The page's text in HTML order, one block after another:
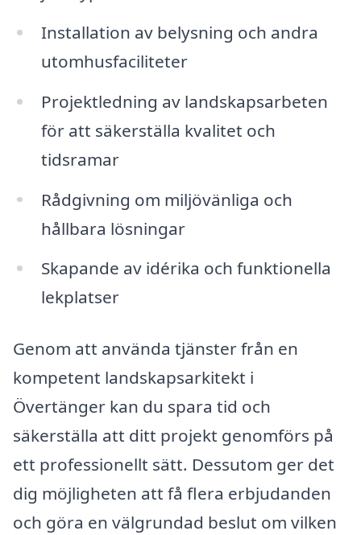
Installation av belysning och andra
utomhusfaciliteter
Projektledning av landskapsarbeten
för att säkerställa kvalitet och
tidsramar
Rådgivning om miljövänliga och
hållbara lösningar
Skapande av idérika och funktionella
lekplatser
Genom att använda tjänster från en
kompetent landskapsarkitekt i
Övertänger kan du spara tid och
säkerställa att ditt projekt genomförs på
ett professionellt sätt. Dessutom ger det
dig möjligheten att få flera erbjudanden
och göra en välgrundad beslut om vilken